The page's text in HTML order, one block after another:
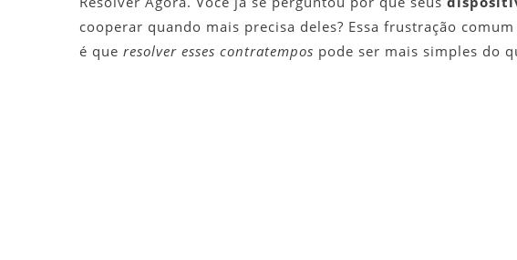
Agora
cooperar quando mais precisa deles? Essa frustração
é que resolver esses contratempos pode ser mais simples do